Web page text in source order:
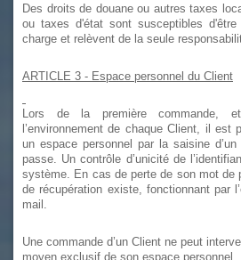
Des droits de douane ou autres taxes
ou taxes d'état sont susceptibles
charge et relèvent de la seule
ARTICLE 3 - Espace personnel du Client
Lors de la première commande,
l’environnement de chaque Client, il est
un espace personnel par la saisine
passe. Un contrôle d’unicité de
système. En cas de perte de son mot de
de récupération existe, fonctionnant par
mail.
Une commande d’un Client ne peut
moyen exclusif de son espace personnel.